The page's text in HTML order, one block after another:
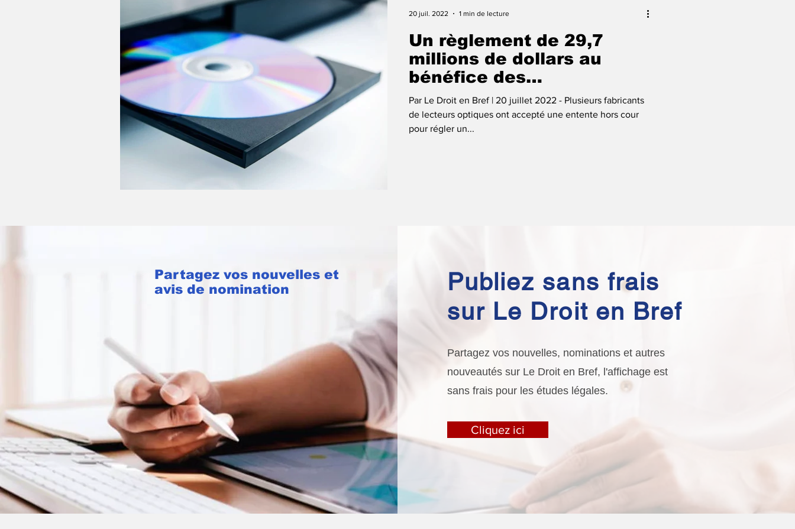
Un règlement de 29,7
millions de dollars au
bénéfice des
consommateurs
canadiens
Par Le Droit en Bref | 20 juillet 2022 - Plusieurs fabricants
de lecteurs optiques ont accepté une entente hors cour
pour régler un...
20 juil. 2022 1 min de lecture
Partagez vos nouvelles et
avis de nomination
Publiez sans frais
sur Le Droit en Bref
Partagez vos nouvelles, nominations et autres
nouveautés sur Le Droit en Bref, l'affichage est
sans frais pour les études légales.
Cliquez ici